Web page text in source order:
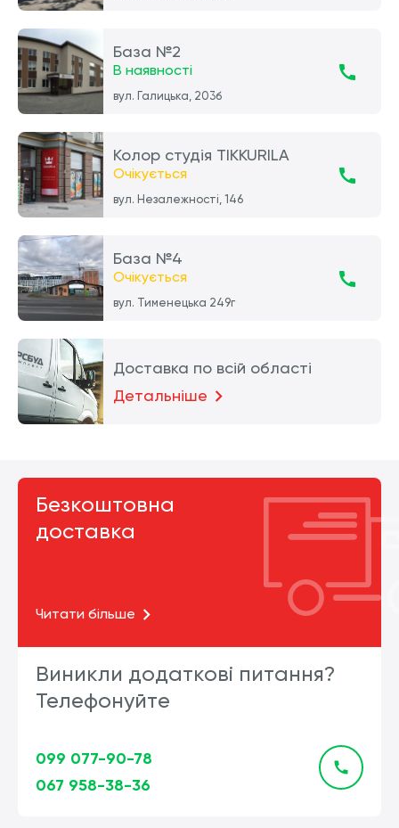
База №2
В наявності
вул. Галицька, 203б
Колор студія TIKKURILA
Очікується
вул. Незалежності, 146
База №4
Очікується
вул. Тименецька 249г
Доставка по всій області
Детальніше
Безкоштовна
доставка
Читати більше
Виникли додаткові питання?
Телефонуйте
099 077-90-78
067 958-38-36